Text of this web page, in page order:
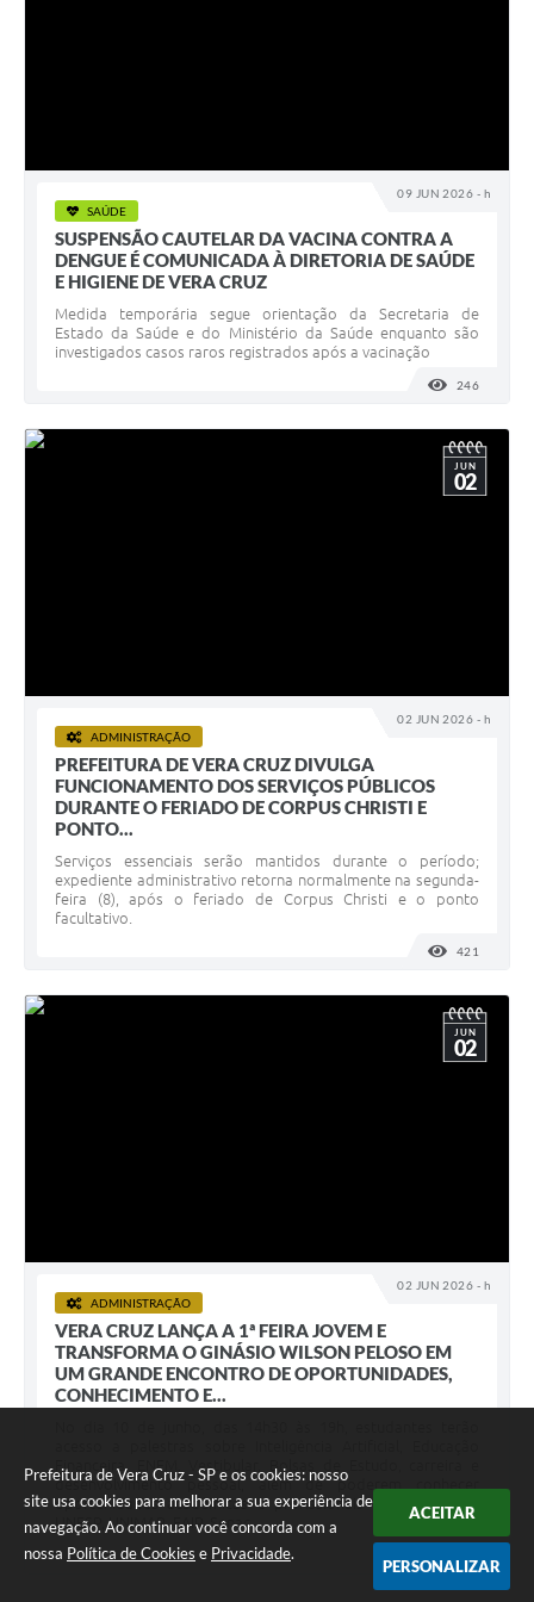
Prefeitura de Vera Cruz - SP e os cookies: nosso
site usa cookies para melhorar a sua experiência de
navegação. Ao continuar você concorda com a
nossa Política de Cookies e Privacidade.
ACEITAR
PERSONALIZAR
09 JUN 2026 - h
SAÚDE
SUSPENSÃO CAUTELAR DA VACINA CONTRA A
DENGUE É COMUNICADA À DIRETORIA DE SAÚDE
E HIGIENE DE VERA CRUZ
Medida temporária segue orientação da Secretaria de
Estado da Saúde e do Ministério da Saúde enquanto são
investigados casos raros registrados após a vacinação
246
02 JUN 2026 - h
JUN
02
ADMINISTRAÇÃO
PREFEITURA DE VERA CRUZ DIVULGA
FUNCIONAMENTO DOS SERVIÇOS PÚBLICOS
DURANTE O FERIADO DE CORPUS CHRISTI E
PONTO...
Serviços essenciais serão mantidos durante o período;
expediente administrativo retorna normalmente na segunda-
feira (8), após o feriado de Corpus Christi e o ponto
facultativo.
421
02 JUN 2026 - h
JUN
02
ADMINISTRAÇÃO
VERA CRUZ LANÇA A 1ª FEIRA JOVEM E
TRANSFORMA O GINÁSIO WILSON PELOSO EM
UM GRANDE ENCONTRO DE OPORTUNIDADES,
CONHECIMENTO E...
Financeira, ENEM, Vestibular, Bolsas de Estudo, carreira e
desenvolvimento pessoal, além de poderem conhecer
oportunidades acadêmicas e profissionais nos stands da
UNESP, UNIMAR, FAIP, Senac,...